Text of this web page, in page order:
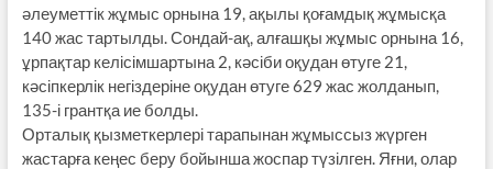
әлеуметтік жұмыс орнына 19, ақылы қоғамдық жұмысқа
140 жас тартылды. Сондай-ақ, алғашқы жұмыс орнына 16,
ұрпақтар келісімшартына 2, кәсіби оқудан өтуге 21,
кәсіпкерлік негіздеріне оқудан өтуге 629 жас жолданып,
135-і грантқа ие болды.
Орталық қызметкерлері тарапынан жұмыссыз жүрген
жастарға кеңес беру бойынша жоспар түзілген. Яғни, олар